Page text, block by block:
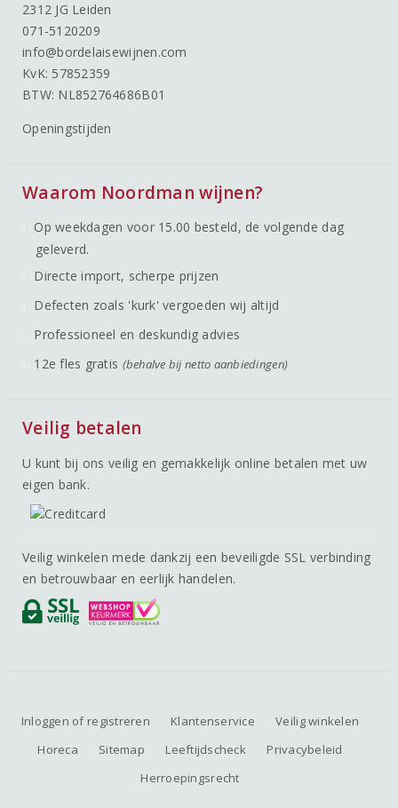
2312 JG Leiden
071-5120209
info@bordelaisewijnen.com
KvK: 57852359
BTW: NL852764686B01
Openingstijden
Waarom Noordman wijnen?
Op weekdagen voor 15.00 besteld, de volgende dag
geleverd.
Directe import, scherpe prijzen
Defecten zoals 'kurk' vergoeden wij altijd
Professioneel en deskundig advies
12e fles gratis (behalve bij netto aanbiedingen)
Veilig betalen
U kunt bij ons veilig en gemakkelijk online betalen met uw
eigen bank.
Veilig winkelen mede dankzij een beveiligde SSL verbinding
en betrouwbaar en eerlijk handelen.
Inloggen of registreren Klantenservice
Veilig winkelen
Horeca
Sitemap Leeftijdscheck
Privacybeleid
Herroepingsrecht